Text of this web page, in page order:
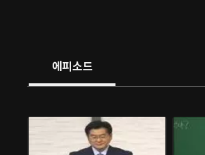
에피소드